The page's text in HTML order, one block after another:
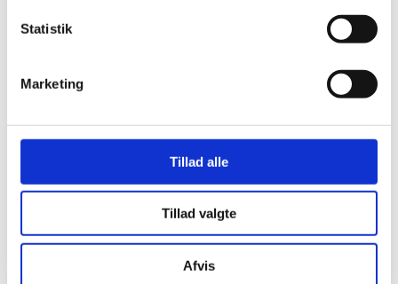
Statistik
Marketing
Tillad alle
Tillad valgte
Afvis
Begivenhed Kategorier:
Hjemmeside: Besøg hjemmeside
STED
Koncertsalen Alsion